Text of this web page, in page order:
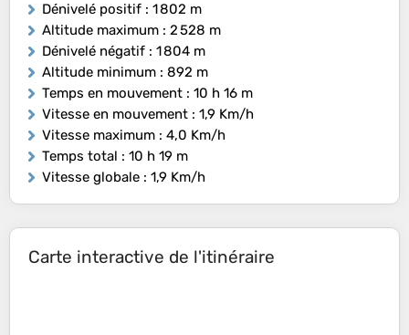
Dénivelé positif : 1 802 m
Altitude maximum : 2 528 m
Dénivelé négatif : 1 804 m
Altitude minimum : 892 m
Temps en mouvement : 10 h 16 m
Vitesse en mouvement : 1,9 Km/h
Vitesse maximum : 4,0 Km/h
Temps total : 10 h 19 m
Vitesse globale : 1,9 Km/h
Carte interactive de l'itinéraire